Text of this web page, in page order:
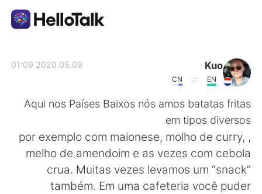
English 简体中文
Kuo
EN
CN
2020.05.09 01:09
Aqui nos Países Baixos nós amos batatas fritas
em tipos diversos
, por exemplo com maionese, molho de curry,
melho de amendoim e as vezes com cebola
crua. Muitas vezes levamos um “snack”
também. Em uma cafeteria você puder